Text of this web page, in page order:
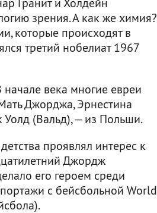
зрения. А как же химия?
которые происходят в
третий нобелиат 1967
века многие евреи
Джорджа, Эрнестина
Уолд (Вальд), — из Польши.
проявлял интерес к
Джордж
его героем среди
с бейсбольной World